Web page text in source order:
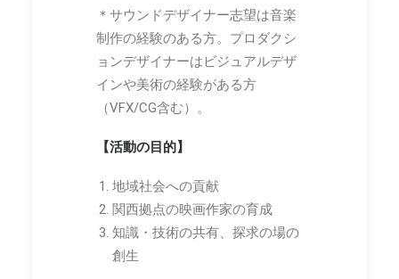
＊サウンドデザイナー志望は音楽
制作の経験のある方。プロダクシ
ョンデザイナーはビジュアルデザ
インや美術の経験がある方
（VFX/CG含む）。
【活動の目的】
地域社会への貢献
関西拠点の映画作家の育成
知識・技術の共有、探求の場の
創生